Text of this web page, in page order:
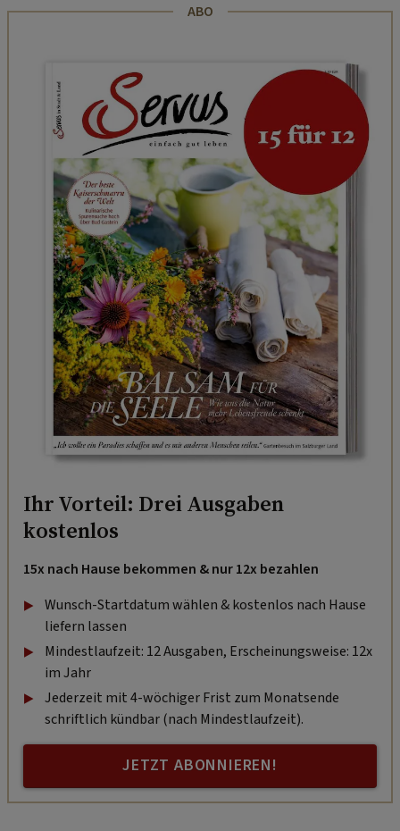
ABO
Ihr Vorteil: Drei Ausgaben
kostenlos
15x nach Hause bekommen & nur 12x bezahlen
Wunsch-Startdatum wählen & kostenlos nach Hause
liefern lassen
Mindestlaufzeit: 12 Ausgaben, Erscheinungsweise: 12x
im Jahr
Jederzeit mit 4-wöchiger Frist zum Monatsende
schriftlich kündbar (nach Mindestlaufzeit).
JETZT ABONNIEREN!